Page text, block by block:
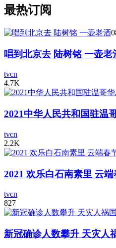
最热订阅
唱到北京去 陆树铭 一壶老
tvcn
4.7K
2021中华人民共和国驻温
tvcn
2.2K
2021 欢乐白石南素里 云端
tvcn
827
新冠确诊人数攀升 天灾人